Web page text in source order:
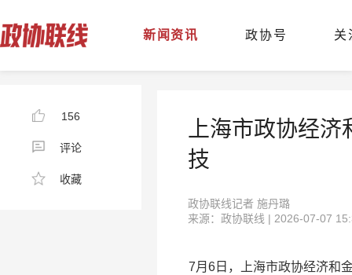
新闻资讯 政协号 关
156
评论
收藏
上海市政协经
技
政协联线记者 施丹璐
来源：政协联线 | 2026-07-07
7月6日，上海市政协经济和